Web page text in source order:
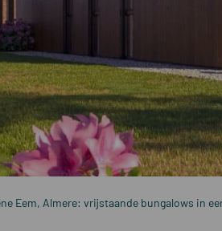
Eem, Almere: vrijstaande bungalows in